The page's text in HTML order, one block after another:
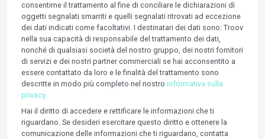
consentirne il trattamento al fine di conciliare le dichiarazioni di
oggetti segnalati smarriti e quelli segnalati ritrovati ad eccezione
dei dati indicati come facoltativi. I destinatari dei dati sono: Troov
nella sua capacità di responsabile del trattamento dei dati,
nonché di qualsiasi società del nostro gruppo, dei nostri fornitori
di servizi e dei nostri partner commerciali se hai acconsentito a
essere contattato da loro e le finalità del trattamento sono
descritte in modo più completo nel nostro informativa sulla
privacy.
Hai il diritto di accedere e rettificare le informazioni che ti
riguardano. Se desideri esercitare questo diritto e ottenere la
comunicazione delle informazioni che ti riguardano, contatta